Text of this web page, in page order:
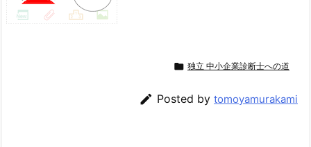
 独立 中小企業診断士への道
 Posted by tomoyamurakami